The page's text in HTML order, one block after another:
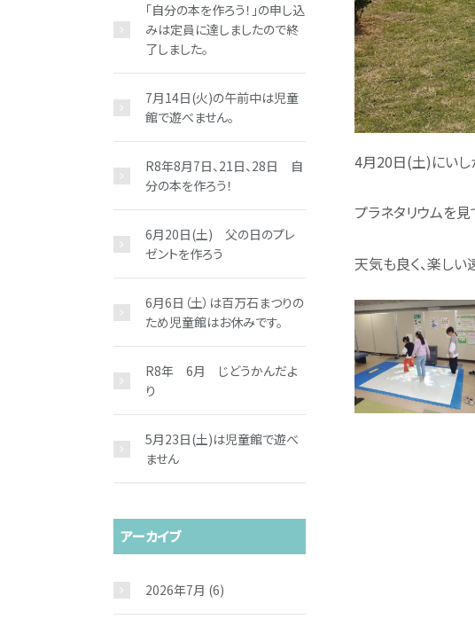
4月20日(土)にいし
プラネタリウムを
天気も良く、楽しい
「自分の本を作ろう！」の申し込
みは定員に達しましたので終
了しました。
7月14日(火)の午前中は児童
館で遊べません。
R8年8月7日、21日、28日 自
分の本を作ろう！
6月20日(土) 父の日のプレ
ゼントを作ろう
6月6日（土）は百万石まつりの
ため児童館はお休みです。
R8年 6月 じどうかんだよ
り
5月23日(土)は児童館で遊べ
ません
アーカイブ
2026年7月 (6)